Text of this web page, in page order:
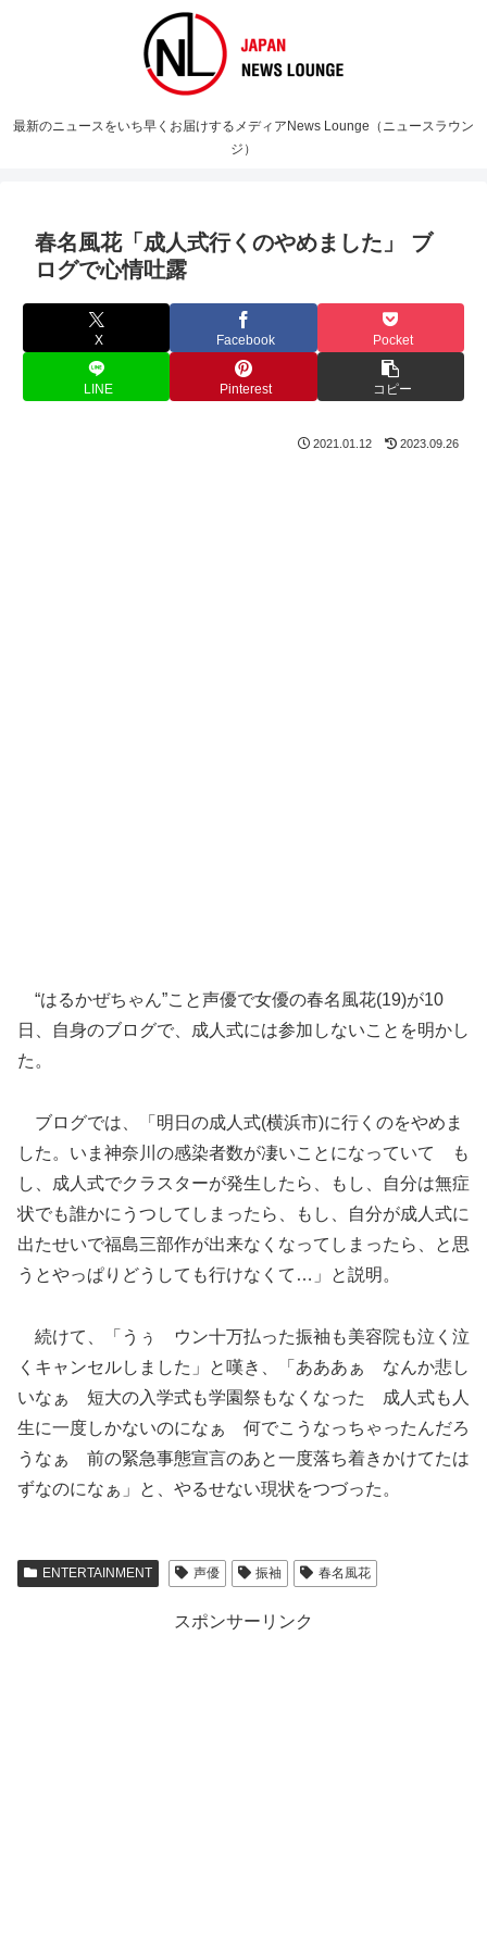
最新のニュースをいち早くお届けするメディアNews Lounge（ニュースラウン
ジ）
春名風花「成人式行くのやめました」 ブ
ログで心情吐露
X Facebook Pocket
LINE Pinterest コピー
2021.01.12 2023.09.26
“はるかぜちゃん”こと声優で女優の春名風花(19)が10
日、自身のブログで、成人式には参加しないことを明かし
た。
ブログでは、「明日の成人式(横浜市)に行くのをやめま
した。 いま神奈川の感染者数が凄いことになっていて も
し、成人式でクラスターが発生したら、もし、自分は無症
状でも誰かにうつしてしまったら、もし、自分が成人式に
出たせいで福島三部作が出来なくなってしまったら、と思
うとやっぱりどうしても行けなくて…」と説明。
続けて、「うぅ ウン十万払った振袖も美容院も泣く泣
くキャンセルしました」と嘆き、「あああぁ なんか悲し
いなぁ 短大の入学式も学園祭もなくなった 成人式も人
生に一度しかないのになぁ 何でこうなっちゃったんだろ
うなぁ 前の緊急事態宣言のあと一度落ち着きかけてたは
ずなのになぁ」と、やるせない現状をつづった。
ENTERTAINMENT 声優 振袖 春名風花
スポンサーリンク